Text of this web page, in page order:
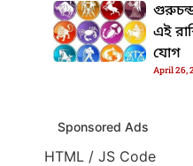
এই
যোগ
April 26,
Sponsored Ads
HTML / JS Code